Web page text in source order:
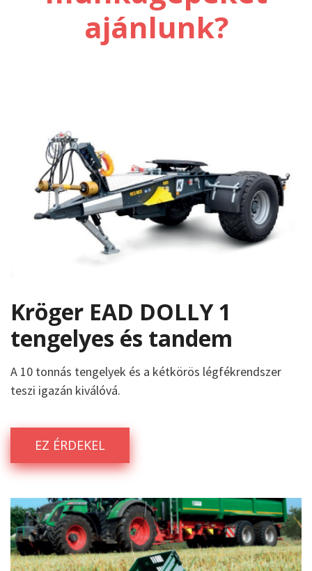
ajánlunk?
Kröger EAD DOLLY 1
tengelyes és tandem
A 10 tonnás tengelyek és a kétkörös légfékrendszer
teszi igazán kiválóvá.
EZ ÉRDEKEL